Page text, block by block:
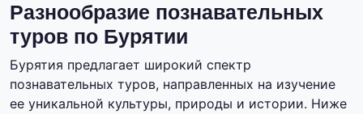
Разнообразие познавательных
туров по Бурятии
Бурятия предлагает широкий спектр
познавательных туров, направленных на изучение
ее уникальной культуры, природы и истории. Ниже